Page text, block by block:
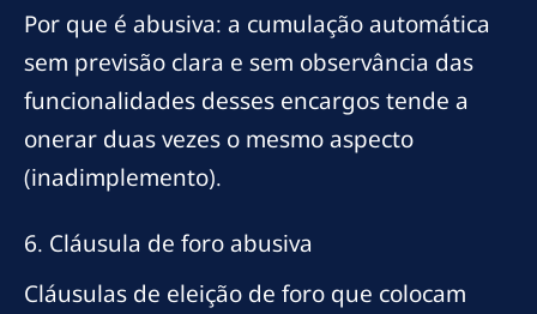
Por que é abusiva: a cumulação automática
sem previsão clara e sem observância das
funcionalidades desses encargos tende a
onerar duas vezes o mesmo aspecto
(inadimplemento).
6. Cláusula de foro abusiva
Cláusulas de eleição de foro que colocam